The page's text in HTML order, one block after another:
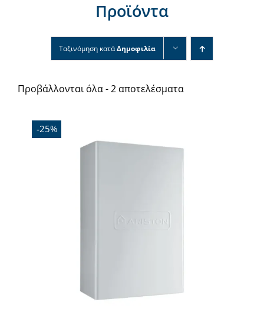
Επικοινωνία
Προϊόντα
Ταξινόμηση κατάΔημοφιλία
Προβάλλονται όλα - 2 αποτελέσματα
-25%